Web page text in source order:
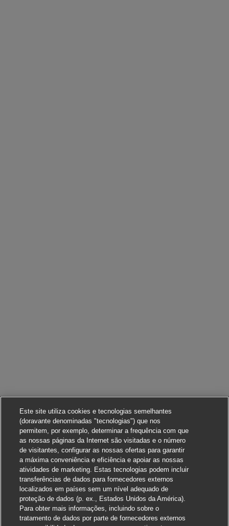
Este site utiliza cookies e tecnologias semelhantes
(doravante denominadas "tecnologias") que nos
permitem, por exemplo, determinar a frequência com que
as nossas páginas da Internet são visitadas e o número
de visitantes, configurar as nossas ofertas para garantir
a máxima conveniência e eficiência e apoiar as nossas
atividades de marketing. Estas tecnologias podem incluir
transferências de dados para fornecedores externos
localizados em países sem um nível adequado de
proteção de dados (p. ex., Estados Unidos da América).
Para obter mais informações, incluindo sobre o
tratamento de dados por parte de fornecedores externos